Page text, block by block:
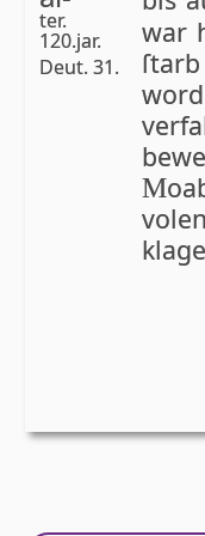
ter.
120.jar.
Deut. 31.
war
M